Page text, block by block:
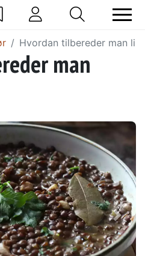
Hvordan tilbereder man
man